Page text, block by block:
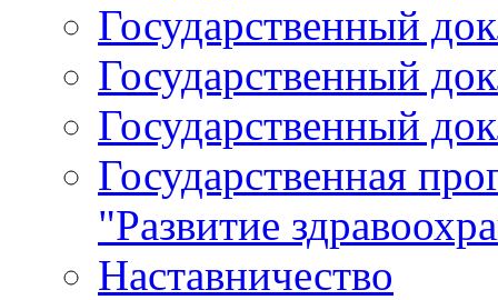
Государственный
Государственный
Государственный
Государственная
"Развитие
Наставничество